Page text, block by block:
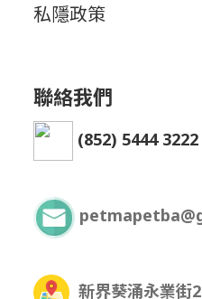
私隱政策
聯絡我們
(852) 5444 3222
新界葵涌永業街